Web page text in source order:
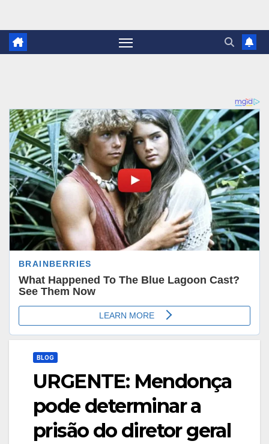
BLOG
URGENTE: Mendonça
pode determinar a
prisão do diretor geral